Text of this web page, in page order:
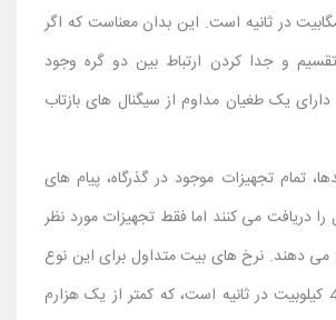
100-1000 مگابیت در ثانیه است. این بدان معناست که اگر
و جدا کردن ارتباط بین دو گره وجود
یک طغیان مداوم از سیگنال های بازتاب
تمام تجهیزات موجود در گذرگاه، پیام های
را دریافت می کنند اما فقط تجهیزات مورد نظر
دهند. نرخ های بیت متداول برای این نوع
شبکه ها تقریباً 1-40 کیلوبیت در ثانیه است، که کمتر از یک هزارم